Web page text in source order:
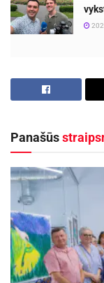
praleisti
fasadas,
atnaujinant
dažų
tinkamai
sugaištama
sektoriuje vis
valymo
srove
Panašūs